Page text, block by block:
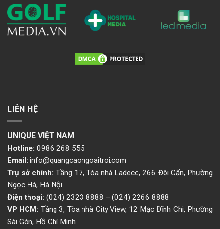
LIÊN HỆ
UNIQUE VIỆT NAM
Hotline: 0986 268 555
Email: info@quangcaongoaitroi.com
Trụ sở chính: Tầng 17, Tòa nhà Ladeco, 266 Đội Cấn, Phường
Ngọc Hà, Hà Nội
Điện thoại: (024) 2323 8888 – (024) 2266 8888
VP HCM: Tầng 3, Tòa nhà City View, 12 Mạc Đĩnh Chi, Phường
Sài Gòn, Hồ Chí Minh